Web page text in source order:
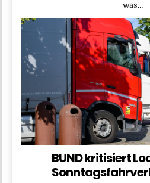
was…
BUND kritisiert